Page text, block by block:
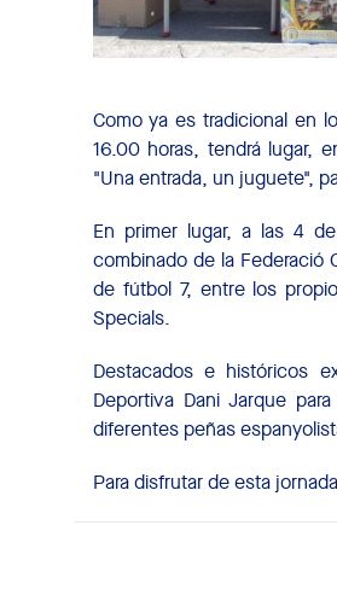
Como ya es tradicional en
16.00 horas, tendrá lugar,
"Una entrada, un juguete",
En primer lugar, a las 4
combinado de la Federació
de fútbol 7, entre los
Specials.
Destacados e históricos
Deportiva Dani Jarque
diferentes peñas
Para disfrutar de esta